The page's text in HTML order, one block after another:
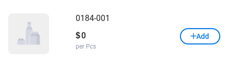
0184-001
$0
per Pcs
Add